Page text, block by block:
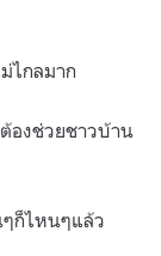
ไกลมาก
ต้องช่วยชาวบ้าน
ก็ไหนๆแล้ว